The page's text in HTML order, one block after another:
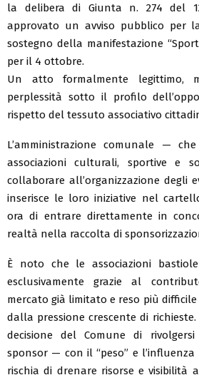
la delibera di Giunta n. 274 del
approvato un avviso pubblico per
sostegno della manifestazione
per il 4 ottobre.
Un atto formalmente legittimo,
perplessità sotto il profilo
rispetto del tessuto associativo
L’amministrazione comunale —
associazioni culturali, sportive e
collaborare all’organizzazione degli
inserisce le loro iniziative nel
ora di entrare direttamente in
realtà nella raccolta di
È noto che le associazioni
esclusivamente grazie al
mercato già limitato e reso più
dalla pressione crescente di
decisione del Comune di
sponsor — con il “peso” e
rischia di drenare risorse e visibilità